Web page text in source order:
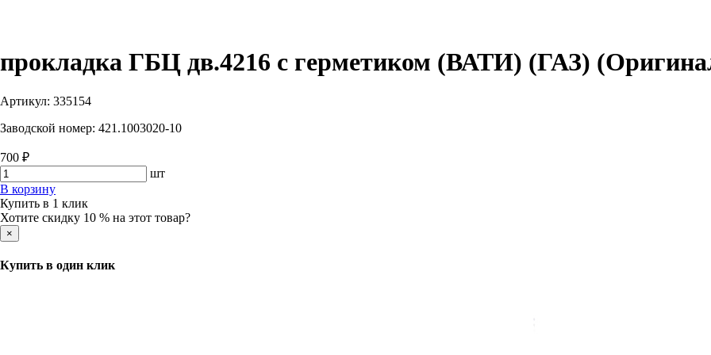
прокладка ГБЦ дв.4216 с герметиком (ВАТИ) (ГАЗ)
Артикул: 335154
Заводской номер: 421.1003020-10
700 ₽
шт
В корзину
Купить в 1 клик
Хотите скидку 10 % на этот товар?
×
Купить в один клик